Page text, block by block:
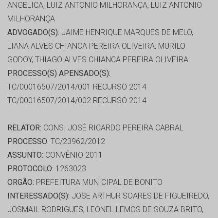
ANGELICA, LUIZ ANTONIO MILHORANÇA, LUIZ ANTONIO
MILHORANÇA
ADVOGADO(S): JAIME HENRIQUE MARQUES DE MELO,
LIANA ALVES CHIANCA PEREIRA OLIVEIRA, MURILO
GODOY, THIAGO ALVES CHIANCA PEREIRA OLIVEIRA
PROCESSO(S) APENSADO(S):
TC/00016507/2014/001 RECURSO 2014
TC/00016507/2014/002 RECURSO 2014
RELATOR: CONS. JOSÉ RICARDO PEREIRA CABRAL
PROCESSO: TC/23962/2012
ASSUNTO: CONVÊNIO 2011
PROTOCOLO: 1263023
ORGÃO: PREFEITURA MUNICIPAL DE BONITO
INTERESSADO(S): JOSE ARTHUR SOARES DE FIGUEIREDO,
JOSMAIL RODRIGUES, LEONEL LEMOS DE SOUZA BRITO,